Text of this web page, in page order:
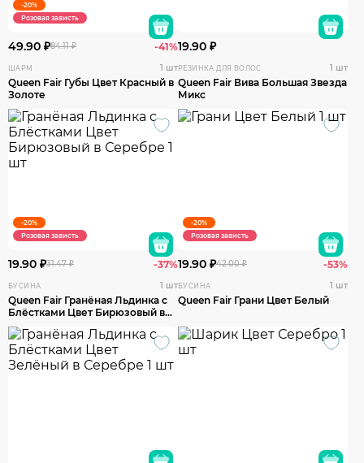
-20%
Розовая зависть
49.90 ₽84.11 ₽ -41%
ШАРМ 1 шт
Queen Fair Губы Цвет Красный в
Золоте
19.90 ₽
РЕЗИНКА ДЛЯ ВОЛОС 1 шт
Queen Fair Вива Большая Звезда
Микс
-20%
Розовая зависть
19.90 ₽31.47 ₽ -37%
БУСИНА 1 шт
Queen Fair Гранёная Льдинка с
Блёстками Цвет Бирюзовый в
Серебре
-20%
Розовая зависть
19.90 ₽42.00 ₽ -53%
БУСИНА 1 шт
Queen Fair Грани Цвет Белый